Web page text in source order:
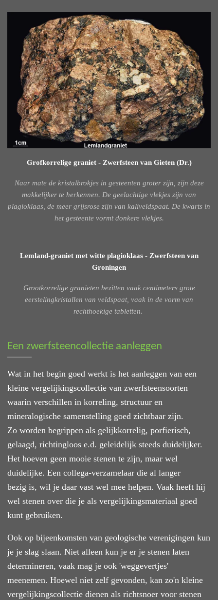
Grofkorrelige graniet - Zwerfsteen van Gieten (Dr.)
Naar mate de kristalbrokjes in gesteenten groter zijn, zijn deze
makkelijker te herkennen. De geelachtige vlekjes zijn van
plagioklaas, de meer grijsrose zijn van kaliveldspaat. De kwarts in
het gesteente vormt donkere vlekjes.
Lemland-graniet met witte plagioklaas - Zwerfsteen van
Groningen
Grootkorrelige granieten bezitten vaak centimeters grote
eerstelingkristallen van veldspaat, vaak in de vorm van
rechthoekige tabletten.
Een zwerfsteencollectie aanleggen
Wat in het begin goed werkt is het aanleggen van een
kleine vergelijkingscollectie van zwerfsteensoorten
waarin verschillen in korreling, structuur en
mineralogische samenstelling goed zichtbaar zijn.
Zo worden begrippen als gelijkkorrelig, porfierisch,
gelaagd, richtingloos e.d. geleidelijk steeds duidelijker.
Het hoeven geen mooie stenen te zijn, maar wel
duidelijke. Een collega-verzamelaar die al langer
bezig is, wil je daar vast wel mee helpen. Vaak heeft hij
wel stenen over die je als vergelijkingsmateriaal goed
kunt gebruiken.
Ook op bijeenkomsten van geologische verenigingen kun
je je slag slaan. Niet alleen kun je er je stenen laten
determineren, vaak mag je ook 'weggevertjes'
meenemen. Hoewel niet zelf gevonden, kan zo'n kleine
vergelijkingscollectie dienen als richtsnoer voor stenen